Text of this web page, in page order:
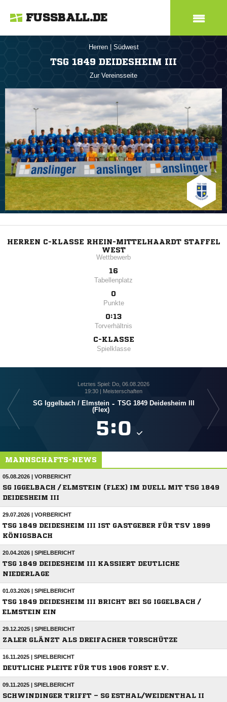
FUSSBALL.DE
Herren Südwest
TSG 1849 DEIDESHEIM III
Zur Vereinsseite
HERREN C-KLASSE RHEIN-MITTELHAARDT STAFFEL
WEST
Wettbewerb
16
Tabellenplatz
0
Punkte
0:13
Torverhältnis
C-KLASSE
Spielklasse
Letztes Spiel: Do, 06.08.2026
19:30 | Meisterschaften
SG Iggelbach /​ Elmstein
(Flex)
- TSG 1849 Deidesheim III
:
MANNSCHAFTS-NEWS
05.08.2026 | VORBERICHT
SG IGGELBACH / ELMSTEIN (FLEX) IM DUELL MIT TSG 1849
DEIDESHEIM III
29.07.2026 | VORBERICHT
TSG 1849 DEIDESHEIM III IST GASTGEBER FÜR TSV 1899
KÖNIGSBACH
20.04.2026 | SPIELBERICHT
TSG 1849 DEIDESHEIM III KASSIERT DEUTLICHE
NIEDERLAGE
01.03.2026 | SPIELBERICHT
TSG 1849 DEIDESHEIM III BRICHT BEI SG IGGELBACH /
ELMSTEIN EIN
29.12.2025 | SPIELBERICHT
ZALER GLÄNZT ALS DREIFACHER TORSCHÜTZE
16.11.2025 | SPIELBERICHT
DEUTLICHE PLEITE FÜR TUS 1906 FORST E.V.
09.11.2025 | SPIELBERICHT
SCHWINDINGER TRIFFT – SG ESTHAL/WEIDENTHAL II